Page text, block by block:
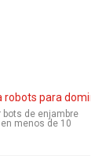
robots para
bots de enjambre
menos de 10